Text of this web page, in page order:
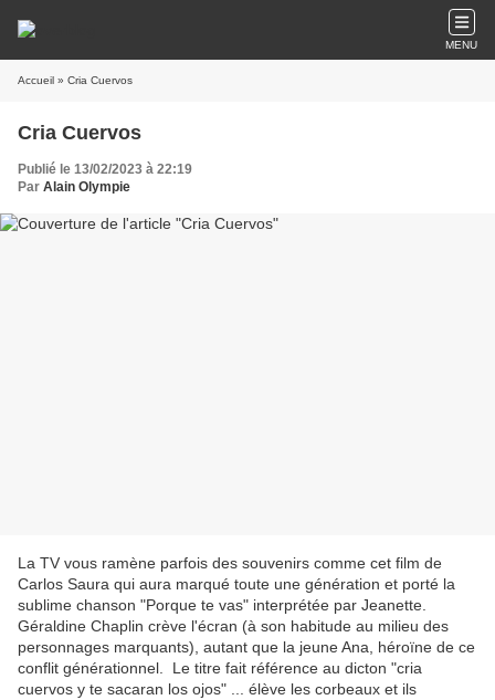
MENU
Accueil » Cria Cuervos
Cria Cuervos
Publié le 13/02/2023 à 22:19
Par Alain Olympie
La TV vous ramène parfois des souvenirs comme cet film de
Carlos Saura qui aura marqué toute une génération et porté la
sublime chanson "Porque te vas" interprétée par Jeanette.
Géraldine Chaplin crève l'écran (à son habitude au milieu des
personnages marquants), autant que la jeune Ana, héroïne de ce
conflit générationnel. Le titre fait référence au dicton "cria
cuervos y te sacaran los ojos" ... élève les corbeaux et ils